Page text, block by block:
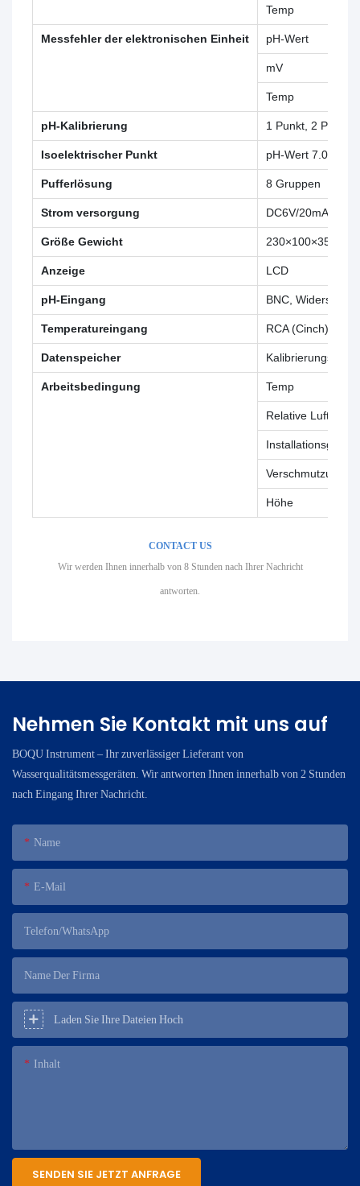
Temp
Messfehler der elektronischen Einheit pH-Wert
mV
Temp
pH-Kalibrierung 1 Punkt, 2 Punkt
Isoelektrischer Punkt pH-Wert 7.00
Pufferlösung 8 Gruppen
Strom versorgung DC6V/20mA; 4 x
Größe Gewicht
Anzeige LCD
pH-Eingang BNC, Widerstand
Temperatureingang RCA (Cinch),
Datenspeicher
Arbeitsbedingung Temp
Relative
Installationsgrad
Höhe
CONTACT US
Wir werden Ihnen innerhalb von 8 Stunden nach Ihrer Nachricht
antworten.
Nehmen Sie Kontakt mit uns auf
BOQU Instrument – ​​Ihr zuverlässiger Lieferant von
Wasserqualitätsmessgeräten. Wir antworten Ihnen innerhalb von 2 Stunden
nach Eingang Ihrer Nachricht.
Name
E-Mail
Telefon/WhatsApp
Name Der Firma
Laden Sie Ihre Dateien Hoch
Inhalt
SENDEN SIE JETZT ANFRAGE